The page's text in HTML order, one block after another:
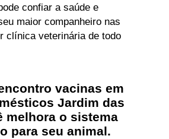
confiar a saúde e
maior companheiro nas
clínica veterinária de todo
vacinas em
Jardim das
melhora o sistema
para seu animal.